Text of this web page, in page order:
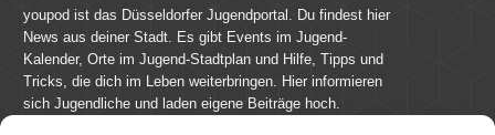
youpod ist das Düsseldorfer Jugendportal. Du findest hier
News aus deiner Stadt. Es gibt Events im Jugend-
Kalender, Orte im Jugend-Stadtplan und Hilfe, Tipps und
Tricks, die dich im Leben weiterbringen. Hier informieren
sich Jugendliche und laden eigene Beiträge hoch.